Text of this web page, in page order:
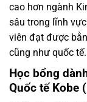
cao hơn ngành
sâu trong lĩnh
viên đạt được
cũng như quốc tế.
Học bổng
Quốc tế Kobe